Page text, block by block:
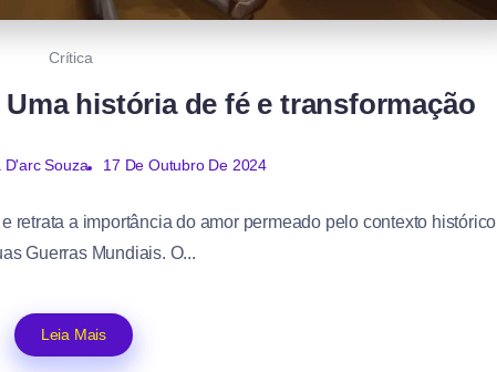
Crítica
história de fé e transformação
D'arc Souza 17 De Outubro De 2024
retrata a importância do amor permeado pelo contexto histórico
Guerras Mundiais. O...
Leia Mais